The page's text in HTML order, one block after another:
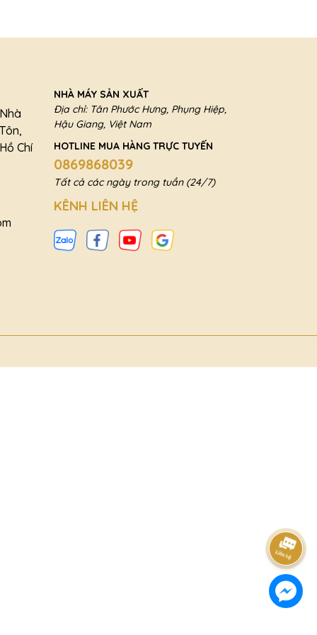
Chí
NHÀ MÁY SẢN XUẤT
Địa chỉ: Tân Phước Hưng, Phụng Hiệp,
Hậu Giang, Việt Nam
HOTLINE MUA HÀNG TRỰC TUYẾN
0869868039
Tất cả các ngày trong tuần (24/7)
KÊNH LIÊN HỆ